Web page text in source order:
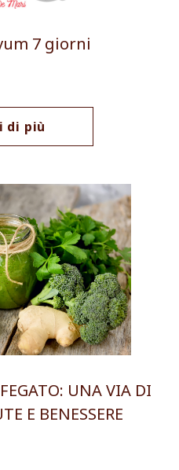
7 giorni
di più
UNA VIA DI
E BENESSERE